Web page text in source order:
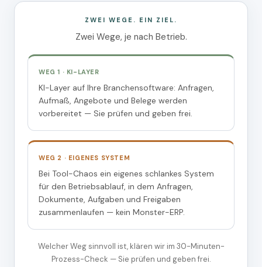
ZWEI WEGE. EIN ZIEL.
Zwei Wege, je nach Betrieb.
WEG 1 · KI-LAYER
KI-Layer auf Ihre Branchensoftware: Anfragen,
Aufmaß, Angebote und Belege werden
vorbereitet — Sie prüfen und geben frei.
WEG 2 · EIGENES SYSTEM
Bei Tool-Chaos ein eigenes schlankes System
für den Betriebsablauf, in dem Anfragen,
Dokumente, Aufgaben und Freigaben
zusammenlaufen — kein Monster-ERP.
Welcher Weg sinnvoll ist, klären wir im 30-Minuten-
Prozess-Check — Sie prüfen und geben frei.